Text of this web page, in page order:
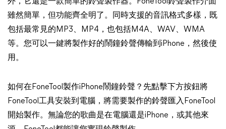
雖然簡單，但功能齊全明了。同時支援的音訊格式多樣，既
包括最常見的MP3、MP4，也包括M4A、WAV、WMA
等。您可以一鍵將製作好的鬧鐘鈴聲傳輸到iPhone，然後使
用。
如何在FoneTool製作iPhone鬧鐘鈴聲？先點擊下方按鈕將
FoneTool工具安裝到電腦，將需要製作的鈴聲匯入FoneTool
開始製作。無論您的歌曲是在電腦還是iPhone，或其他來